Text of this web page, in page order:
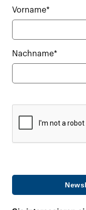
Vorname*
Nachname*